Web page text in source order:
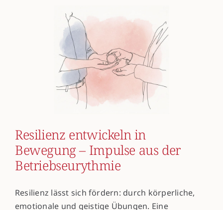
Resilienz entwickeln in
Bewegung – Impulse aus der
Betriebseurythmie
Resilienz lässt sich fördern: durch körperliche,
emotionale und geistige Übungen. Eine